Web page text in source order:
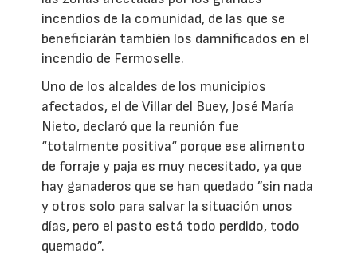
incendios de la comunidad, de las que se
beneficiarán también los damnificados en el
incendio de Fermoselle.
Uno de los alcaldes de los municipios
afectados, el de Villar del Buey, José María
Nieto, declaró que la reunión fue
“totalmente positiva“ porque ese alimento
de forraje y paja es muy necesitado, ya que
hay ganaderos que se han quedado ”sin nada
y otros solo para salvar la situación unos
días, pero el pasto está todo perdido, todo
quemado”.